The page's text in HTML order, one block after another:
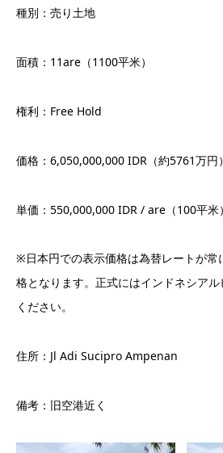
種別：売り土地
面積：11are（1100平米）
権利：Free Hold
価格：6,050,000,000 IDR（約5761万円）
単価：550,000,000 IDR / are（100平米）
※日本円での表示価格は為替レートが常
格となります。正式にはインドネシア
ください。
住所：Jl Adi Sucipro Ampenan
備考：旧空港近く